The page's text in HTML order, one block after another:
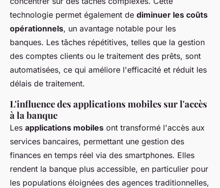
technologie permet également de diminuer les coûts
opérationnels, un avantage notable pour les
banques. Les tâches répétitives, telles que la gestion
des comptes clients ou le traitement des prêts, sont
automatisées, ce qui améliore l'efficacité et réduit les
délais de traitement.
L'influence des applications mobiles sur l'accès
à la banque
Les applications mobiles ont transformé l'accès aux
services bancaires, permettant une gestion des
finances en temps réel via des smartphones. Elles
rendent la banque plus accessible, en particulier pour
les populations éloignées des agences traditionnelles,